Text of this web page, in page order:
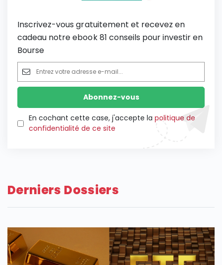
Inscrivez-vous gratuitement et recevez en
cadeau notre ebook 81 conseils pour investir en
Bourse
En cochant cette case, j'accepte la politique de
confidentialité de ce site
Derniers Dossiers